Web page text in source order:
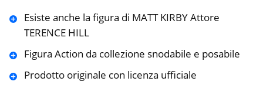
Esiste anche la figura di MATT KIRBY Attore
TERENCE HILL
Figura Action da collezione snodabile e posabile
Prodotto originale con licenza ufficiale